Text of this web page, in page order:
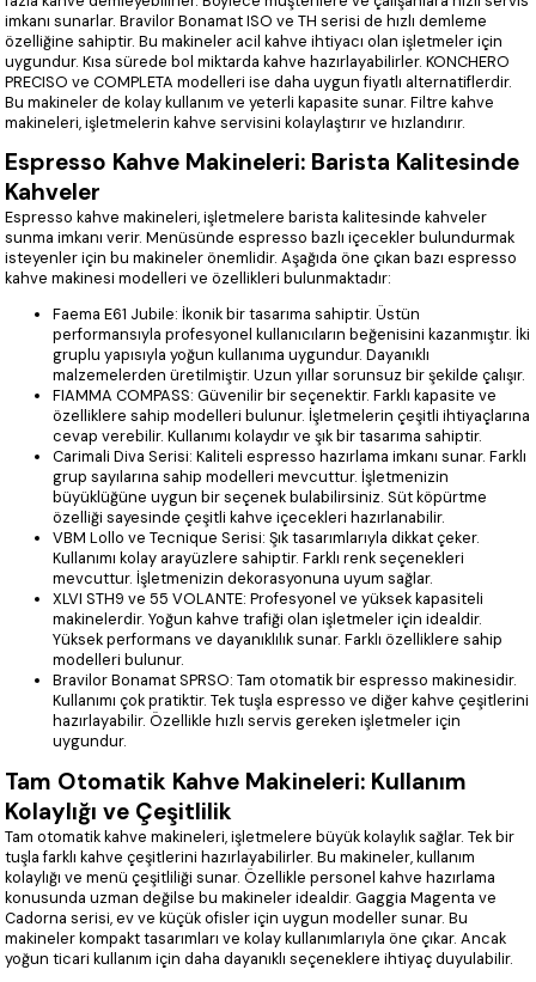
imkanı sunarlar. Bravilor Bonamat ISO ve TH serisi de hızlı demleme
özelliğine sahiptir. Bu makineler acil kahve ihtiyacı olan işletmeler için
uygundur. Kısa sürede bol miktarda kahve hazırlayabilirler. KONCHERO
PRECISO ve COMPLETA modelleri ise daha uygun fiyatlı alternatiflerdir.
Bu makineler de kolay kullanım ve yeterli kapasite sunar. Filtre kahve
makineleri, işletmelerin kahve servisini kolaylaştırır ve hızlandırır.
Espresso Kahve Makineleri: Barista Kalitesinde
Kahveler
Espresso kahve makineleri, işletmelere barista kalitesinde kahveler
sunma imkanı verir. Menüsünde espresso bazlı içecekler bulundurmak
isteyenler için bu makineler önemlidir. Aşağıda öne çıkan bazı espresso
kahve makinesi modelleri ve özellikleri bulunmaktadır:
Faema E61 Jubile: İkonik bir tasarıma sahiptir. Üstün
performansıyla profesyonel kullanıcıların beğenisini kazanmıştır. İki
gruplu yapısıyla yoğun kullanıma uygundur. Dayanıklı
malzemelerden üretilmiştir. Uzun yıllar sorunsuz bir şekilde çalışır.
FIAMMA COMPASS: Güvenilir bir seçenektir. Farklı kapasite ve
özelliklere sahip modelleri bulunur. İşletmelerin çeşitli ihtiyaçlarına
cevap verebilir. Kullanımı kolaydır ve şık bir tasarıma sahiptir.
Carimali Diva Serisi: Kaliteli espresso hazırlama imkanı sunar. Farklı
grup sayılarına sahip modelleri mevcuttur. İşletmenizin
büyüklüğüne uygun bir seçenek bulabilirsiniz. Süt köpürtme
özelliği sayesinde çeşitli kahve içecekleri hazırlanabilir.
VBM Lollo ve Tecnique Serisi: Şık tasarımlarıyla dikkat çeker.
Kullanımı kolay arayüzlere sahiptir. Farklı renk seçenekleri
mevcuttur. İşletmenizin dekorasyonuna uyum sağlar.
XLVI STH9 ve 55 VOLANTE: Profesyonel ve yüksek kapasiteli
makinelerdir. Yoğun kahve trafiği olan işletmeler için idealdir.
Yüksek performans ve dayanıklılık sunar. Farklı özelliklere sahip
modelleri bulunur.
Bravilor Bonamat SPRSO: Tam otomatik bir espresso makinesidir.
Kullanımı çok pratiktir. Tek tuşla espresso ve diğer kahve çeşitlerini
hazırlayabilir. Özellikle hızlı servis gereken işletmeler için
uygundur.
Tam Otomatik Kahve Makineleri: Kullanım
Kolaylığı ve Çeşitlilik
Tam otomatik kahve makineleri, işletmelere büyük kolaylık sağlar. Tek bir
tuşla farklı kahve çeşitlerini hazırlayabilirler. Bu makineler, kullanım
kolaylığı ve menü çeşitliliği sunar. Özellikle personel kahve hazırlama
konusunda uzman değilse bu makineler idealdir. Gaggia Magenta ve
Cadorna serisi, ev ve küçük ofisler için uygun modeller sunar. Bu
makineler kompakt tasarımları ve kolay kullanımlarıyla öne çıkar. Ancak
yoğun ticari kullanım için daha dayanıklı seçeneklere ihtiyaç duyulabilir.